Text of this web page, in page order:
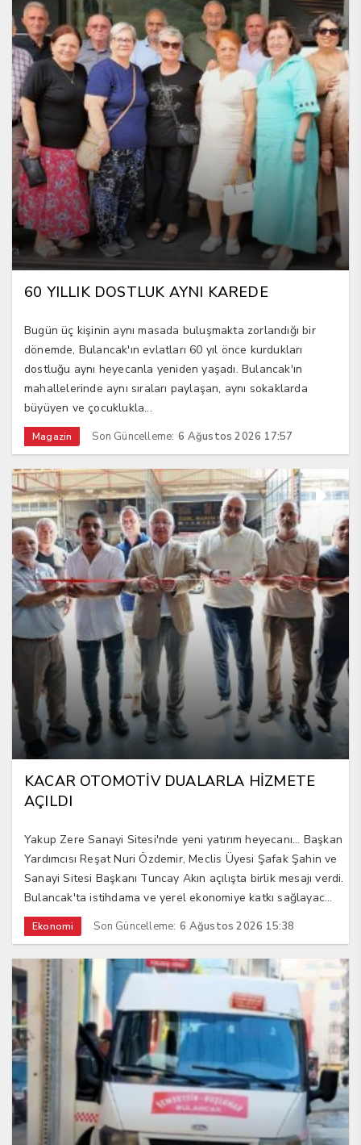
60 YILLIK DOSTLUK AYNI KAREDE
Bugün üç kişinin aynı masada buluşmakta zorlandığı bir
dönemde, Bulancak'ın evlatları 60 yıl önce kurdukları
dostluğu aynı heyecanla yeniden yaşadı. Bulancak'ın
mahallelerinde aynı sıraları paylaşan, aynı sokaklarda
büyüyen ve çocuklukla...
Magazin Son Güncelleme: 6 Ağustos 2026 17:57
KACAR OTOMOTİV DUALARLA HİZMETE
AÇILDI
Yakup Zere Sanayi Sitesi'nde yeni yatırım heyecanı... Başkan
Yardımcısı Reşat Nuri Özdemir, Meclis Üyesi Şafak Şahin ve
Sanayi Sitesi Başkanı Tuncay Akın açılışta birlik mesajı verdi.
Bulancak'ta istihdama ve yerel ekonomiye katkı sağlayac...
Ekonomi Son Güncelleme: 6 Ağustos 2026 15:38